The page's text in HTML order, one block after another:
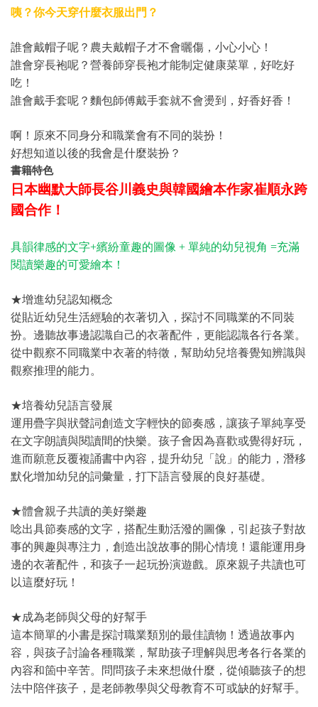
咦？你今天穿什麼衣服出門？
誰會戴帽子呢？農夫戴帽子才不會曬傷，小心小心！
誰會穿長袍呢？營養師穿長袍才能制定健康菜單，好吃好
吃！
誰會戴手套呢？麵包師傅戴手套就不會燙到，好香好香！
啊！原來不同身分和職業會有不同的裝扮！
好想知道以後的我會是什麼裝扮？
書籍特色
日本幽默大師長谷川義史與韓國繪本作家崔順永跨
國合作！
具韻律感的文字+繽紛童趣的圖像 + 單純的幼兒視角 =充滿
閱讀樂趣的可愛繪本！
★增進幼兒認知概念
從貼近幼兒生活經驗的衣著切入，探討不同職業的不同裝
扮。邊聽故事邊認識自己的衣著配件，更能認識各行各業。
從中觀察不同職業中衣著的特徵，幫助幼兒培養覺知辨識與
觀察推理的能力。
★培養幼兒語言發展
運用疊字與狀聲詞創造文字輕快的節奏感，讓孩子單純享受
在文字朗讀與閱讀間的快樂。孩子會因為喜歡或覺得好玩，
進而願意反覆複誦書中內容，提升幼兒「說」的能力，潛移
默化增加幼兒的詞彙量，打下語言發展的良好基礎。
★體會親子共讀的美好樂趣
唸出具節奏感的文字，搭配生動活潑的圖像，引起孩子對故
事的興趣與專注力，創造出說故事的開心情境！還能運用身
邊的衣著配件，和孩子一起玩扮演遊戲。原來親子共讀也可
以這麼好玩！
★成為老師與父母的好幫手
這本簡單的小書是探討職業類別的最佳讀物！透過故事內
容，與孩子討論各種職業，幫助孩子理解與思考各行各業的
內容和箇中辛苦。問問孩子未來想做什麼，從傾聽孩子的想
法中陪伴孩子，是老師教學與父母教育不可或缺的好幫手。